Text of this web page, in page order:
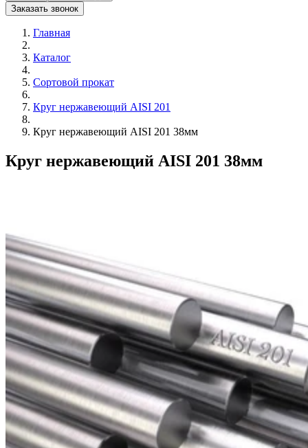
Заказать звонок
Главная
Каталог
Сортовой прокат
Круг нержавеющий AISI 201
Круг нержавеющий AISI 201 38мм
Круг нержавеющий AISI 201 38мм